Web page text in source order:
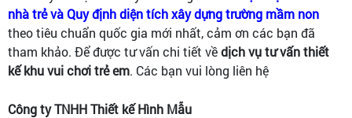
nhà trẻ và Quy định diện tích xây dựng trường mầm non
theo tiêu chuẩn quốc gia mới nhất, cảm ơn các bạn đã
tham khảo. Để được tư vấn chi tiết vềdịch vụ tư vấn thiết
kế khu vui chơi trẻ em. Các bạn vui lòng liên hệ
Công ty TNHH Thiết kế Hình Mẫu